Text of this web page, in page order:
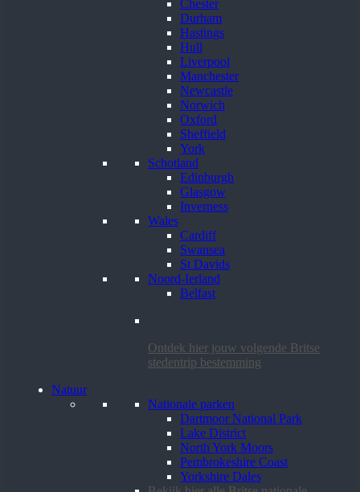
Chester
Durham
Hastings
Hull
Liverpool
Manchester
Newcastle
Norwich
Oxford
Sheffield
York
Schotland
Edinburgh
Glasgow
Inverness
Wales
Cardiff
Swansea
St Davids
Noord-Ierland
Belfast
Ontdek hier jouw volgende Britse
stedentrip bestemming
Natuur
Nationale parken
Dartmoor National Park
Lake District
North York Moors
Pembrokeshire Coast
Yorkshire Dales